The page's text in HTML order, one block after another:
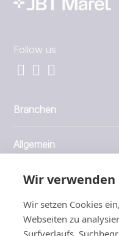
Wir verwenden
Wir setzen Cookies
Webseiten zu
Surfverlaufs,
Follow us
Branchen
Allgemein
Unternehmen
Investoren